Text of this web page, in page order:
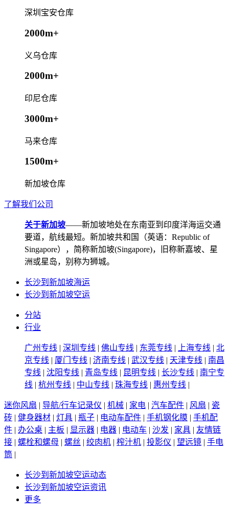
深圳宝安仓库
2000m+
义乌仓库
2000m+
印尼仓库
3000m+
马来仓库
1500m+
新加坡仓库
了解我们公司
关于新加坡——新加坡地处在东南亚到印度洋海运交通
要道，航线最短。新加坡共和国（英语：Republic of
Singapore），简称新加坡(Singapore)，旧称新嘉坡、星
洲或星岛，别称为狮城。
长沙到新加坡海运
长沙到新加坡空运
分站
行业
广州专线 | 深圳专线 | 佛山专线 | 东莞专线 | 上海专线 | 北
京专线 | 厦门专线 | 济南专线 | 武汉专线 | 天津专线 | 南昌
专线 | 沈阳专线 | 青岛专线 | 昆明专线 | 长沙专线 | 南宁专
线 | 杭州专线 | 中山专线 | 珠海专线 | 惠州专线 |
迷你风扇 | 导航/行车记录仪 | 机械 | 家电 | 汽车配件 | 风扇 | 瓷
砖 | 健身器材 | 灯具 | 瓶子 | 电动车配件 | 手机钢化膜 | 手机配
件 | 办公桌 | 主板 | 显示器 | 电器 | 电动车 | 沙发 | 家具 | 友情链
接 | 螺栓和螺母 | 螺丝 | 绞肉机 | 榨汁机 | 投影仪 | 望远镜 | 手电
筒 |
长沙到新加坡空运动态
长沙到新加坡空运资讯
更多